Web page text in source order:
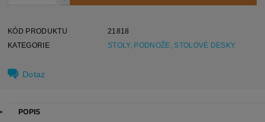
KÓD PRODUKTU
21818
KATEGORIE
STOLY, PODNOŽE, STOLOVÉ DESKY
Dotaz
POPIS